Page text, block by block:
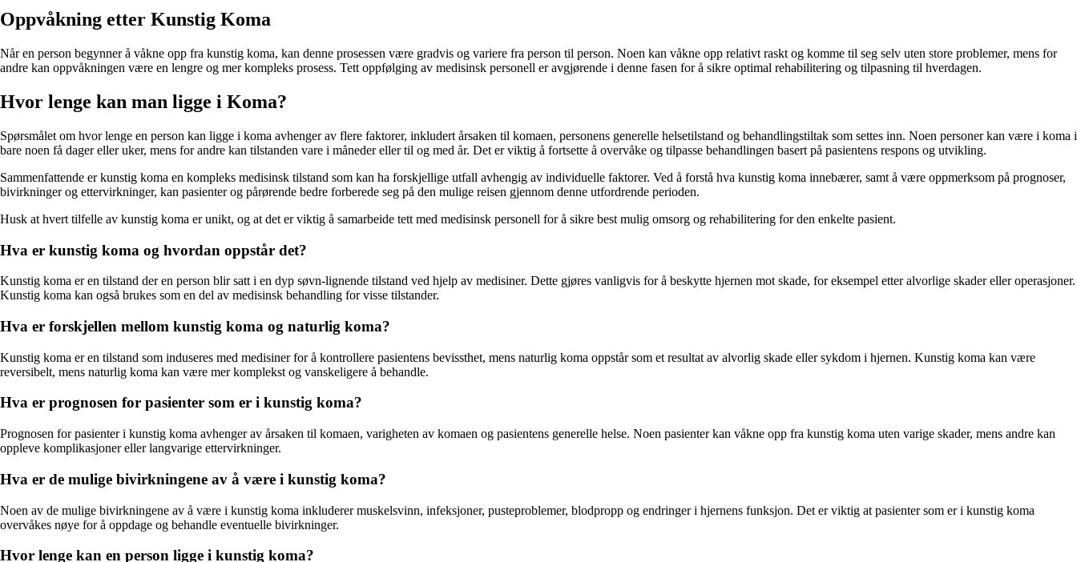
Oppvåkning etter Kunstig Koma
Når en person begynner å våkne opp fra kunstig koma, kan denne prosessen være gradvis og variere fra person til person. Noen kan våkne opp relativt raskt og komme til seg selv uten store problemer, mens for
andre kan oppvåkningen være en lengre og mer kompleks prosess. Tett oppfølging av medisinsk personell er avgjørende i denne fasen for å sikre optimal rehabilitering og tilpasning til hverdagen.
Hvor lenge kan man ligge i Koma?
Spørsmålet om hvor lenge en person kan ligge i koma avhenger av flere faktorer, inkludert årsaken til komaen, personens generelle helsetilstand og behandlingstiltak som settes inn. Noen personer kan være i koma i
bare noen få dager eller uker, mens for andre kan tilstanden vare i måneder eller til og med år. Det er viktig å fortsette å overvåke og tilpasse behandlingen basert på pasientens respons og utvikling.
Sammenfattende er kunstig koma en kompleks medisinsk tilstand som kan ha forskjellige utfall avhengig av individuelle faktorer. Ved å forstå hva kunstig koma innebærer, samt å være oppmerksom på prognoser,
bivirkninger og ettervirkninger, kan pasienter og pårørende bedre forberede seg på den mulige reisen gjennom denne utfordrende perioden.
Husk at hvert tilfelle av kunstig koma er unikt, og at det er viktig å samarbeide tett med medisinsk personell for å sikre best mulig omsorg og rehabilitering for den enkelte pasient.
Hva er kunstig koma og hvordan oppstår det?
Kunstig koma er en tilstand der en person blir satt i en dyp søvn-lignende tilstand ved hjelp av medisiner. Dette gjøres vanligvis for å beskytte hjernen mot skade, for eksempel etter alvorlige skader eller operasjoner.
Kunstig koma kan også brukes som en del av medisinsk behandling for visse tilstander.
Hva er forskjellen mellom kunstig koma og naturlig koma?
Kunstig koma er en tilstand som induseres med medisiner for å kontrollere pasientens bevissthet, mens naturlig koma oppstår som et resultat av alvorlig skade eller sykdom i hjernen. Kunstig koma kan være
reversibelt, mens naturlig koma kan være mer komplekst og vanskeligere å behandle.
Hva er prognosen for pasienter som er i kunstig koma?
Prognosen for pasienter i kunstig koma avhenger av årsaken til komaen, varigheten av komaen og pasientens generelle helse. Noen pasienter kan våkne opp fra kunstig koma uten varige skader, mens andre kan
oppleve komplikasjoner eller langvarige ettervirkninger.
Hva er de mulige bivirkningene av å være i kunstig koma?
Noen av de mulige bivirkningene av å være i kunstig koma inkluderer muskelsvinn, infeksjoner, pusteproblemer, blodpropp og endringer i hjernens funksjon. Det er viktig at pasienter som er i kunstig koma
overvåkes nøye for å oppdage og behandle eventuelle bivirkninger.
Hvor lenge kan en person ligge i kunstig koma?